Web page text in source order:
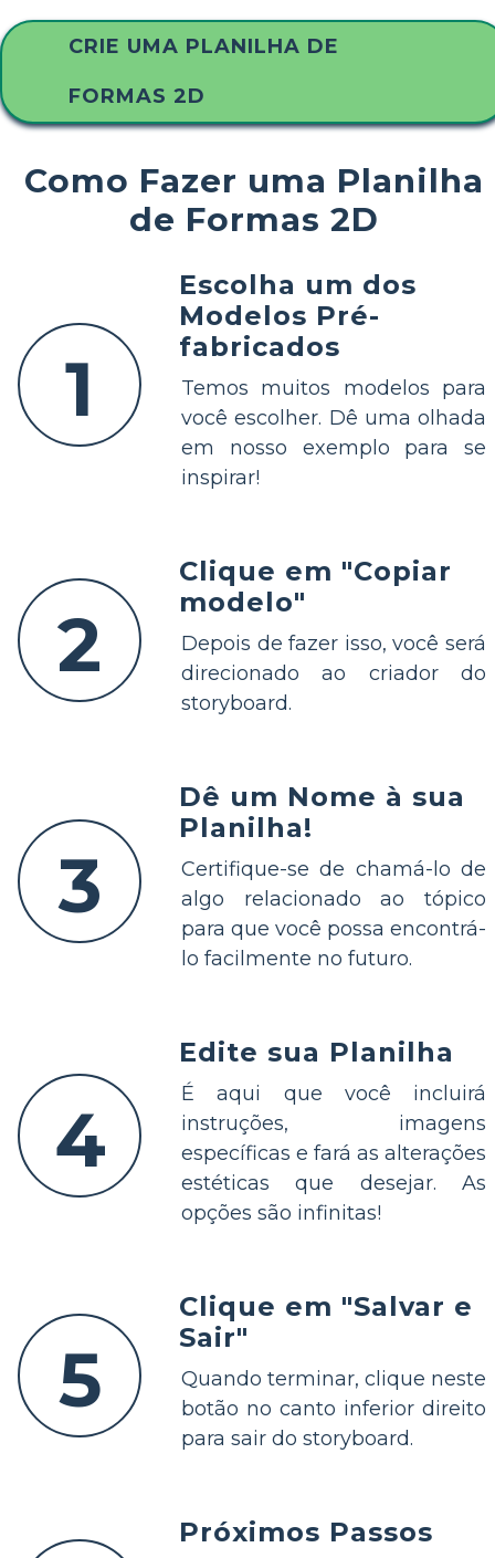
CRIE UMA PLANILHA DE
FORMAS 2D
Como Fazer uma Planilha
de Formas 2D
1
Escolha um dos
Modelos Pré-
fabricados
Temos muitos modelos para
você escolher. Dê uma olhada
em nosso exemplo para se
inspirar!
2
Clique em "Copiar
modelo"
Depois de fazer isso, você será
direcionado ao criador do
storyboard.
3
Dê um Nome à sua
Planilha!
Certifique-se de chamá-lo de
algo relacionado ao tópico
para que você possa encontrá-
lo facilmente no futuro.
4
Edite sua Planilha
É aqui que você incluirá
instruções, imagens
específicas e fará as alterações
estéticas que desejar. As
opções são infinitas!
5
Clique em "Salvar e
Sair"
Quando terminar, clique neste
botão no canto inferior direito
para sair do storyboard.
Próximos Passos